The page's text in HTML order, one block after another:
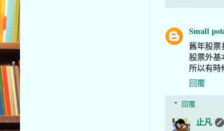
Small
舊年股票
股票外基
所以有時
回覆
回覆
止凡